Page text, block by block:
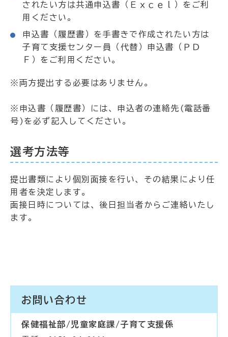
されたい方は共通申込書（Ｅｘｃｅｌ）をご利
用ください。
申込書（履歴書）を手書きで作成されたい方は
子育て支援センター員（代替）申込書（ＰＤ
Ｆ）をご利用ください。
※両方提出する必要はありません。
※申込書（履歴書）には、申込者の連絡先(電話番
号)を必ず記入してください。
選考方法等
提出書類により個別面接を行い、その結果により任
用者を決定します。
面接日時については、後日担当者からご連絡いたし
ます。
お問い合わせ
保健福祉部/児童家庭課/子育て支援係